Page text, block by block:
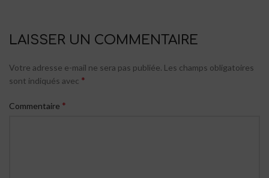
LAISSER UN COMMENTAIRE
Votre adresse e-mail ne sera pas publiée. Les champs obligatoires
sont indiqués avec *
Commentaire *